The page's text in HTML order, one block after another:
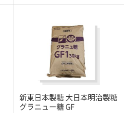
新東日本製糖 大日本明治製糖
グラニュー糖 GF